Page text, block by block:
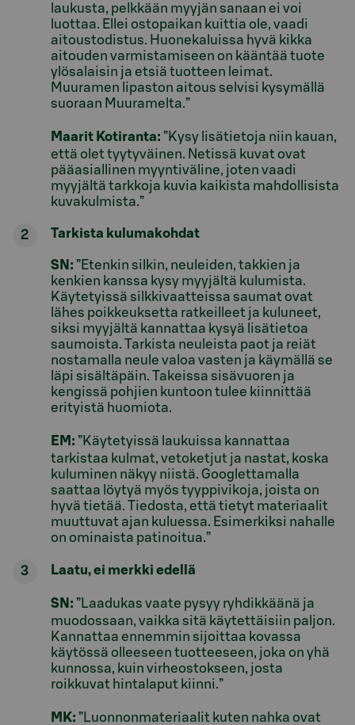
laukusta, pelkkään myyjän sanaan ei voi
luottaa. Ellei ostopaikan kuittia ole, vaadi
aitoustodistus. Huonekaluissa hyvä kikka
aitouden varmistamiseen on kääntää tuote
ylösalaisin ja etsiä tuotteen leimat.
Muuramen lipaston aitous selvisi kysymällä
suoraan Muuramelta.”
Maarit Kotiranta: ”Kysy lisätietoja niin kauan,
että olet tyytyväinen. Netissä kuvat ovat
pääasiallinen myyntiväline, joten vaadi
myyjältä tarkkoja kuvia kaikista mahdollisista
kuvakulmista.”
Tarkista kulumakohdat
SN: ”Etenkin silkin, neuleiden, takkien ja
kenkien kanssa kysy myyjältä kulumista.
Käytetyissä silkkivaatteissa saumat ovat
lähes poikkeuksetta ratkeilleet ja kuluneet,
siksi myyjältä kannattaa kysyä lisätietoa
saumoista. Tarkista neuleista paot ja reiät
nostamalla neule valoa vasten ja käymällä se
läpi sisältäpäin. Takeissa sisävuoren ja
kengissä pohjien kuntoon tulee kiinnittää
erityistä huomiota.
EM: ”Käytetyissä laukuissa kannattaa
tarkistaa kulmat, vetoketjut ja nastat, koska
kuluminen näkyy niistä. Googlettamalla
saattaa löytyä myös tyyppivikoja, joista on
hyvä tietää. Tiedosta, että tietyt materiaalit
muuttuvat ajan kuluessa. Esimerkiksi nahalle
on ominaista patinoitua.”
Laatu, ei merkki edellä
SN: ”Laadukas vaate pysyy ryhdikkäänä ja
muodossaan, vaikka sitä käytettäisiin paljon.
Kannattaa ennemmin sijoittaa kovassa
käytössä olleeseen tuotteeseen, joka on yhä
kunnossa, kuin virheostokseen, josta
roikkuvat hintalaput kiinni.”
MK: ”Luonnonmateriaalit kuten nahka ovat